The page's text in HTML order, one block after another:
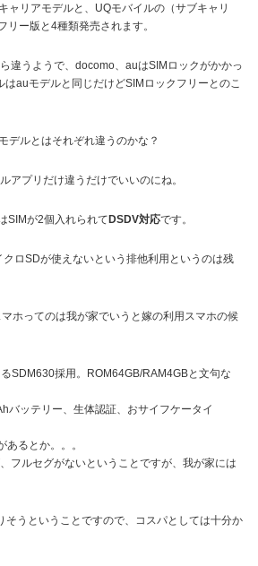
ャリアモデルと、UQモバイルの（サブキャリ
リー版と4種類発売されます。
違うようで、docomo、auはSIMロックがかかっ
auモデルと同じだけどSIMロックフリーとのこ
デルとはそれぞれ違うのかな？
アプリだけ違うだけでいいのにね。
SIMが2個入れられてDSDV対応です。
ロSDが使えないという排他利用というのは残
ホってのは我が家でいうと嫁の利用スマホの候
SDM630採用。ROM64GB/RAM4GBと文句な
バッテリー、生体認証、おサイフケータイ
るとか。。。
フルセグがないということですが、我が家には
そうということですので、コスパとしては十分か